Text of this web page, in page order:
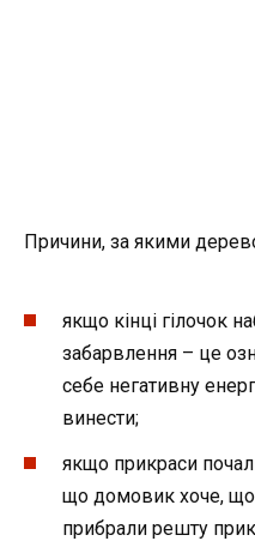
Причини, за якими
якщо кінці гілочок
забарвлення – це
себе негативну
винести;
якщо прикраси
що домовик хоче,
прибрали решту